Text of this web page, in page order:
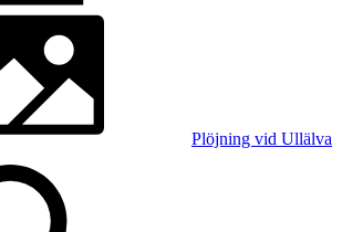
Plöjning vid Ullälva